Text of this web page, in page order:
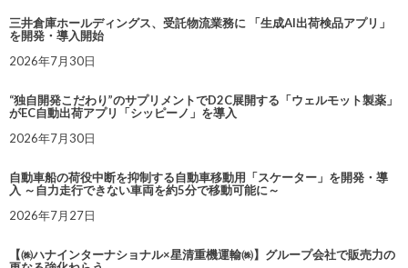
三井倉庫ホールディングス、受託物流業務に 「生成AI出荷検品アプリ」
を開発・導入開始
2026年7月30日
“独自開発こだわり”のサプリメントでD2C展開する「ウェルモット製薬」
がEC自動出荷アプリ「シッピーノ」を導入
2026年7月30日
自動車船の荷役中断を抑制する自動車移動用「スケーター」を開発・導
入 ～自力走行できない車両を約5分で移動可能に～
2026年7月27日
【㈱ハナインターナショナル×星清重機運輸㈱】グループ会社で販売力の